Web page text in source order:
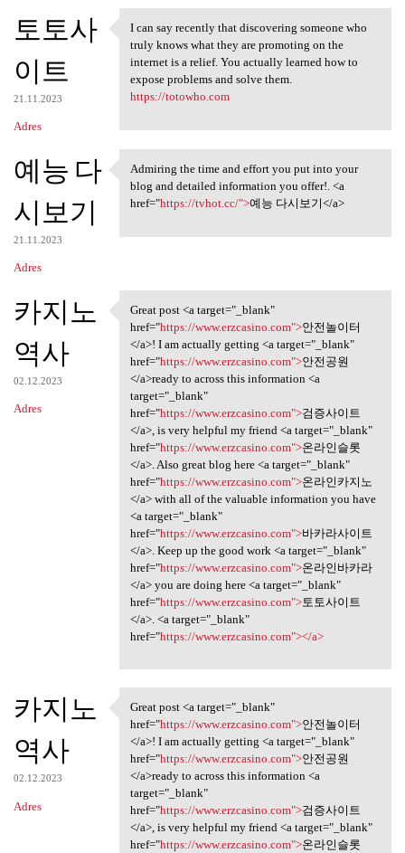
토토사
이트
21.11.2023
Adres
I can say recently that
I can say recently that discovering someone who
truly knows what they are promoting on the
internet is a relief. You actually learned how to
expose problems and solve them.
https://totowho.com
예능 다
시보기
21.11.2023
Adres
Admiring the time and effort
Admiring the time and effort you put into your
blog and detailed information you offer!. <a
href="https://tvhot.cc/">예능 다시보기</a>
카지노
역사
02.12.2023
Adres
Great post <a target="_blank"
Great post <a target="_blank"
href="https://www.erzcasino.com">안전놀이터
</a>! I am actually getting <a target="_blank"
href="https://www.erzcasino.com">안전공원
</a>ready to across this information <a
target="_blank"
href="https://www.erzcasino.com">검증사이트
</a>, is very helpful my friend <a target="_blank"
href="https://www.erzcasino.com">온라인슬롯
</a>. Also great blog here <a target="_blank"
href="https://www.erzcasino.com">온라인카지노
</a> with all of the valuable information you have
<a target="_blank"
href="https://www.erzcasino.com">바카라사이트
</a>. Keep up the good work <a target="_blank"
href="https://www.erzcasino.com">온라인바카라
</a> you are doing here <a target="_blank"
href="https://www.erzcasino.com">토토사이트
</a>. <a target="_blank"
href="https://www.erzcasino.com"></a>
카지노
역사
02.12.2023
Adres
Great post <a target="_blank"
Great post <a target="_blank"
href="https://www.erzcasino.com">안전놀이터
</a>! I am actually getting <a target="_blank"
href="https://www.erzcasino.com">안전공원
</a>ready to across this information <a
target="_blank"
href="https://www.erzcasino.com">검증사이트
</a>, is very helpful my friend <a target="_blank"
href="https://www.erzcasino.com">온라인슬롯